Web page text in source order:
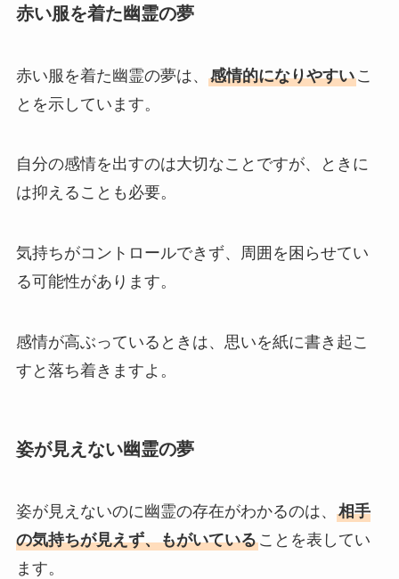
赤い服を着た幽霊の夢
赤い服を着た幽霊の夢は、 感情的になりやすいこ
とを示しています。
自分の感情を出すのは大切なことですが、ときに
は抑えることも必要。
気持ちがコントロールできず、周囲を困らせてい
る可能性があります。
感情が高ぶっているときは、思いを紙に書き起こ
すと落ち着きますよ。
姿が見えない幽霊の夢
姿が見えないのに幽霊の存在がわかるのは、 相手
の気持ちが見えず、もがいていることを表してい
ます。